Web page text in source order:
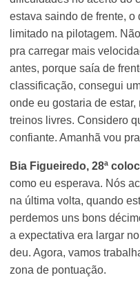
estava saindo de frente,
limitado na pilotagem.
pra carregar mais
antes, porque saía de
classificação, consegui
onde eu gostaria de
treinos livres. Considero
confiante. Amanhã vou
Bia Figueiredo, 28ª
como eu esperava. Nós
na última volta, quando
perdemos uns bons
a expectativa era largar
deu. Agora, vamos
zona de pontuação.